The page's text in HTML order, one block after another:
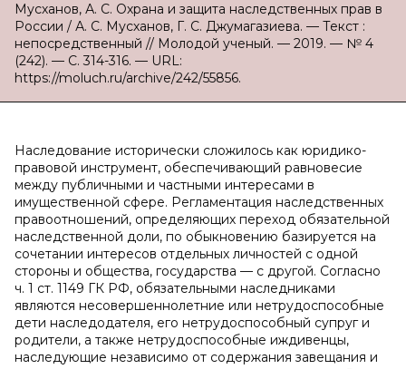
Мусханов, А. С. Охрана и защита наследственных прав в
России / А. С. Мусханов, Г. С. Джумагазиева. — Текст :
непосредственный // Молодой ученый. — 2019. — № 4
(242). — С. 314-316. — URL:
https://moluch.ru/archive/242/55856.
Наследование исторически сложилось как юридико-
правовой инструмент, обеспечивающий равновесие
между публичными и частными интересами в
имущественной сфере. Регламентация наследственных
правоотношений, определяющих переход обязательной
наследственной доли, по обыкновению базируется на
сочетании интересов отдельных личностей с одной
стороны и общества, государства — с другой. Согласно
ч. 1 ст. 1149 ГК РФ, обязательными наследниками
являются несовершеннолетние или нетрудоспособные
дети наследодателя, его нетрудоспособный супруг и
родители, а также нетрудоспособные иждивенцы,
наследующие независимо от содержания завещания и